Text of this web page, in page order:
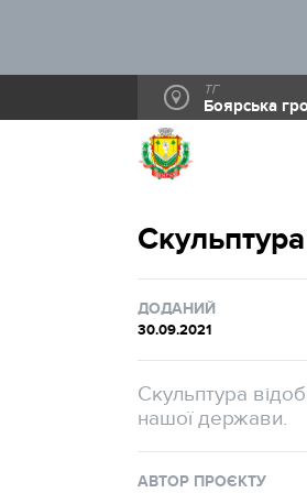
ТГ
Боярська
ДОДАНИЙ
30.09.2021
Скульптура
нашої держави.
АВТОР ПРОЄКТУ